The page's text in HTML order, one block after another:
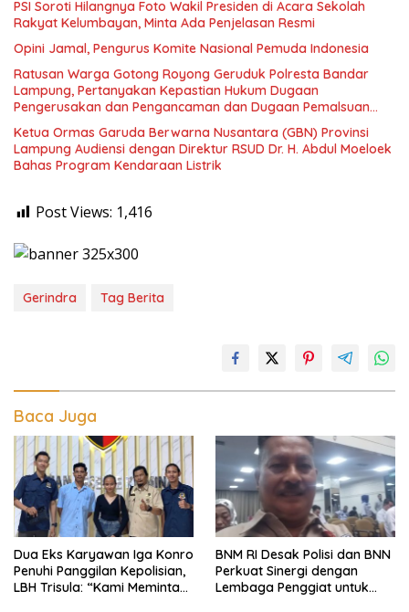
PSI Soroti Hilangnya Foto Wakil Presiden di Acara Sekolah
Rakyat Kelumbayan, Minta Ada Penjelasan Resmi
Opini Jamal, Pengurus Komite Nasional Pemuda Indonesia
Ratusan Warga Gotong Royong Geruduk Polresta Bandar
Lampung, Pertanyakan Kepastian Hukum Dugaan
Pengerusakan dan Pengancaman dan Dugaan Pemalsuan
Ketua Ormas Garuda Berwarna Nusantara (GBN) Provinsi
Lampung Audiensi dengan Direktur RSUD Dr. H. Abdul Moeloek
Bahas Program Kendaraan Listrik
Post Views: 1,416
Gerindra Tag Berita
Baca Juga
Dua Eks Karyawan Iga Konro
Penuhi Panggilan Kepolisian,
LBH Trisula: “Kami Meminta
BNM RI Desak Polisi dan BNN
Perkuat Sinergi dengan
Lembaga Penggiat untuk